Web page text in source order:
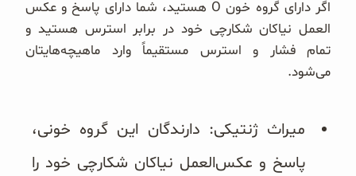
اگر دارای گروه خون O هستید، شما دارای پاسخ و عکس
العمل نیاکان شکارچی خود در برابر استرس هستید و
تمام فشار و استرس مستقیماً وارد ماهیچه‌هایتان
می‌شود.
میراث ژنتیکی: دارندگان این گروه خونی،
پاسخ و عکس‌العمل نیاکان شکارچی خود را